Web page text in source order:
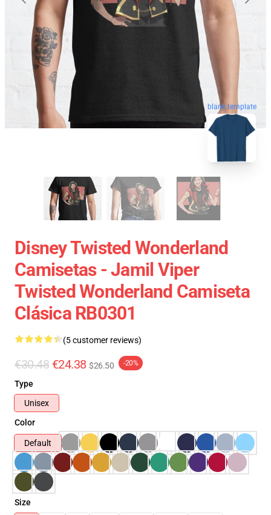
blank template
Disney Twisted Wonderland
Camisetas - Jamil Viper
Twisted Wonderland Camiseta
Clásica RB0301
(5 customer reviews)
€30.48 €24.38 $26.50 -20%
Type
Unisex
Color
Default
Size